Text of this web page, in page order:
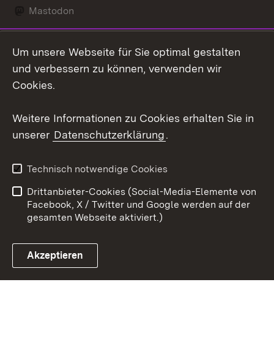
Mastodon
X / Twitter
Youtube
Link zum Landesportal
Kontakt
Datenschutz
Barrierefreiheit
Impressum Cookies
Um unsere Webseite für Sie optimal gestalten
und verbessern zu können, verwenden wir
Cookies.
Weitere Informationen zu Cookies erhalten Sie in
unserer Datenschutzerklärung.
Technisch notwendige Cookies
Drittanbieter-Cookies (Social-Media-Elemente von
Facebook, X / Twitter und Google werden auf der
gesamten Webseite aktiviert.)
Akzeptieren